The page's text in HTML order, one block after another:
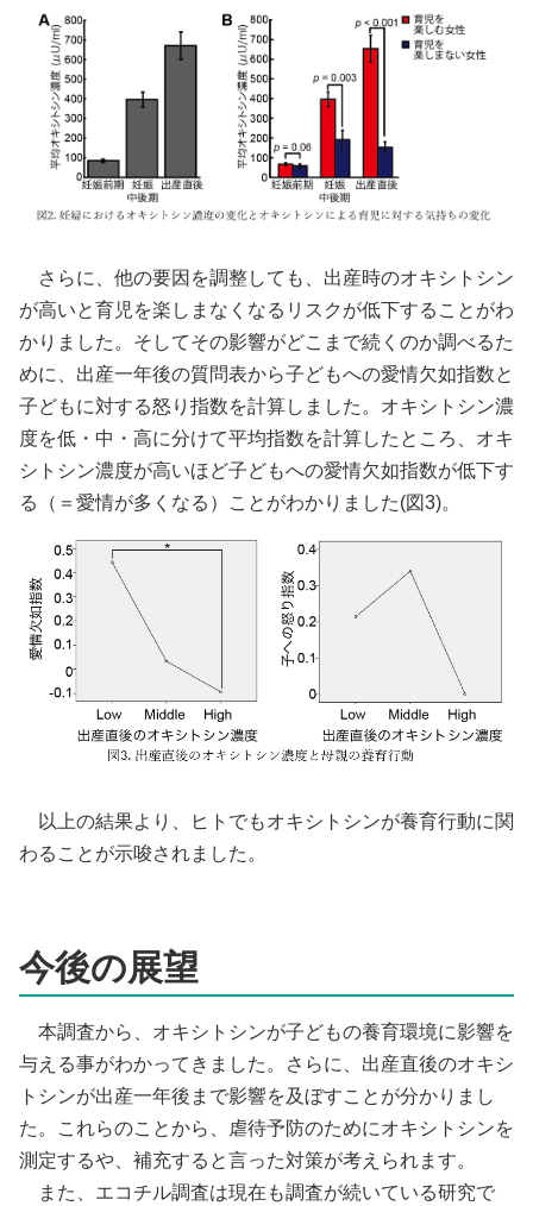
さらに、他の要因を調整しても、出産時のオキシトシン
が高いと育児を楽しまなくなるリスクが低下することがわ
かりました。そしてその影響がどこまで続くのか調べるた
めに、出産一年後の質問表から子どもへの愛情欠如指数と
子どもに対する怒り指数を計算しました。オキシトシン濃
度を低・中・高に分けて平均指数を計算したところ、オキ
シトシン濃度が高いほど子どもへの愛情欠如指数が低下す
る（＝愛情が多くなる）ことがわかりました(図3)。
以上の結果より、ヒトでもオキシトシンが養育行動に関
わることが示唆されました。
今後の展望
本調査から、オキシトシンが子どもの養育環境に影響を
与える事がわかってきました。さらに、出産直後のオキシ
トシンが出産一年後まで影響を及ぼすことが分かりまし
た。これらのことから、虐待予防のためにオキシトシンを
測定するや、補充すると言った対策が考えられます。
また、エコチル調査は現在も調査が続いている研究で